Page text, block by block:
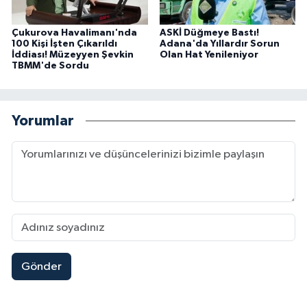
Çukurova Havalimanı'nda
100 Kişi İşten Çıkarıldı
İddiası! Müzeyyen Şevkin
TBMM'de Sordu
ASKİ Düğmeye Bastı!
Adana'da Yıllardır Sorun
Olan Hat Yenileniyor
Yorumlar
Gönder